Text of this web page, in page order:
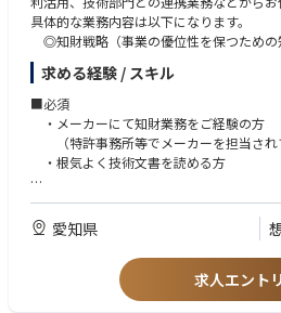
するアフターサービス収益拡大の活動を行
一緒に事業拡大に向けて設計・開発に取り
募集します。
■業務の魅力
航空エンジンは、空を飛ぶための軽量・高
要がある製品で、機械設計技術の結晶と言
当社はこれまで、Pratt&Whiteny社、
社の海外3大エンジンメーカとの豊富な共
今後も成長が見込まれる航空産業において
得た当社独自の技術力をもとにエンジン
を遂行し、社会貢献を進めて行きます。
当グループの業務を通し、自身のアイデ
発、設計の仕組みを構築することができま
また、航空エンジンという厳格かつグロ
具体的な業務内容は以下になります。
◎知財戦略（事業の優位性を保つため
◎知的財産の創出（開発商品などから特
等）
◎知的財産の出願や管理（出願/権利化な
等）
◎特許調査（開発商品の侵害予防調査等
◎知財教育
◎権利の活用（特許表示、社内への情報
◎知的財産に関する相談対応
求める経験 / スキル
■必須
・メーカーにて知財業務をご経験の方
（特許事務所等でメーカーを担当され
・根気よく技術文書を読める方
■歓迎
・機械工学系 / 制御工学系製品の知財や
・理工系学部をご卒業された方
・知財業務に興味ある方
・知的財産検定合格者
愛知県
求人エント